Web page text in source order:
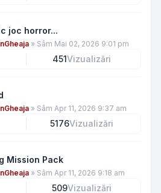
joc horror...
» Sâm Mai 02, 2026 9:01 pm
451Vizualizări
» Sâm Apr 11, 2026 9:37 am
5176Vizualizări
Mission Pack
» Sâm Apr 11, 2026 9:18 am
509Vizualizări